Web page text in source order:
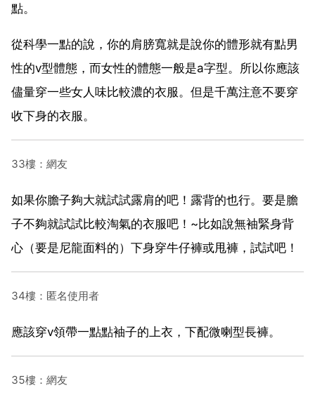
點。
從科學一點的說，你的肩膀寬就是說你的體形就有點男
性的v型體態，而女性的體態一般是a字型。所以你應該
儘量穿一些女人味比較濃的衣服。但是千萬注意不要穿
收下身的衣服。
33樓：網友
如果你膽子夠大就試試露肩的吧！露背的也行。要是膽
子不夠就試試比較淘氣的衣服吧！~比如說無袖緊身背
心（要是尼龍面料的）下身穿牛仔褲或甩褲，試試吧！
34樓：匿名使用者
應該穿v領帶一點點袖子的上衣，下配微喇型長褲。
35樓：網友